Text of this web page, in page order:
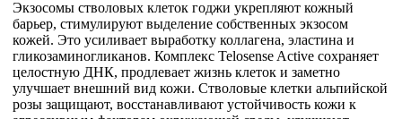
Экзосомы стволовых клеток годжи укрепляют кожный
барьер, стимулируют выделение собственных экзосом
кожей. Это усиливает выработку коллагена, эластина и
гликозаминогликанов. Комплекс Telosense Active сохраняет
целостную ДНК, продлевает жизнь клеток и заметно
улучшает внешний вид кожи. Стволовые клетки альпийской
розы защищают, восстанавливают устойчивость кожи к